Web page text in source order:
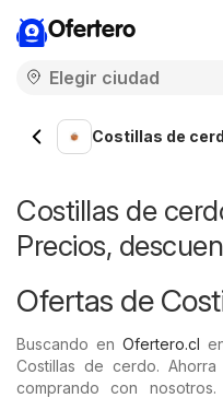
Ofertero
Costillas de
Costillas de
Precios,
Ofertas de
Buscando enOfertero.cl
Costillas de cerdo.
comprando con